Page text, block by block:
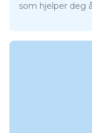
som hjelper deg